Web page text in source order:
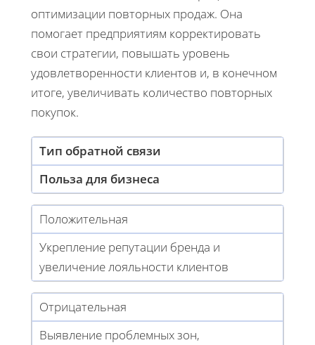
оптимизации повторных продаж. Она
помогает предприятиям корректировать
свои стратегии, повышать уровень
удовлетворенности клиентов и, в конечном
итоге, увеличивать количество повторных
покупок.
Тип обратной связи
Польза для бизнеса
Положительная
Укрепление репутации бренда и
увеличение лояльности клиентов
Отрицательная
Выявление проблемных зон,